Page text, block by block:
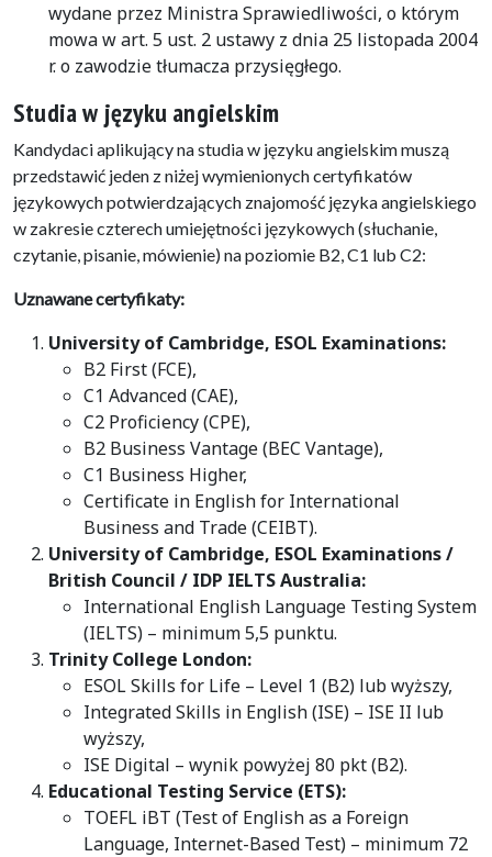
wydane przez Ministra Sprawiedliwości, o którym
mowa w art. 5 ust. 2 ustawy z dnia 25 listopada 2004
r. o zawodzie tłumacza przysięgłego.
Studia w języku angielskim
Kandydaci aplikujący na studia w języku angielskim muszą
przedstawić jeden z niżej wymienionych certyfikatów
językowych potwierdzających znajomość języka angielskiego
w zakresie czterech umiejętności językowych (słuchanie,
czytanie, pisanie, mówienie) na poziomie B2, C1 lub C2:
Uznawane certyfikaty:
University of Cambridge, ESOL Examinations:
B2 First (FCE),
C1 Advanced (CAE),
C2 Proficiency (CPE),
B2 Business Vantage (BEC Vantage),
C1 Business Higher,
Certificate in English for International
Business and Trade (CEIBT).
University of Cambridge, ESOL Examinations /
British Council / IDP IELTS Australia:
International English Language Testing System
(IELTS) – minimum 5,5 punktu.
Trinity College London:
ESOL Skills for Life – Level 1 (B2) lub wyższy,
Integrated Skills in English (ISE) – ISE II lub
wyższy,
ISE Digital – wynik powyżej 80 pkt (B2).
Educational Testing Service (ETS):
TOEFL iBT (Test of English as a Foreign
Language, Internet-Based Test) – minimum 72